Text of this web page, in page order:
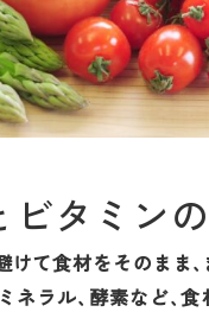
ビタミン
けて食材をそのまま
ネラル、酵素など、